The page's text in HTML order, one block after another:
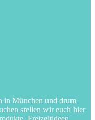
in München und drum
stellen wir euch hier